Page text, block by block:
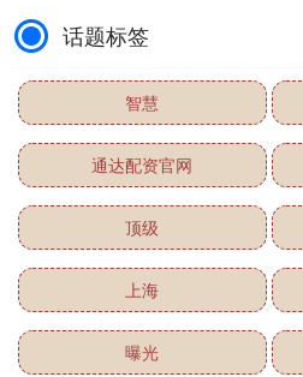
话题标签
智慧
通达配资官网
顶级
上海
曝光